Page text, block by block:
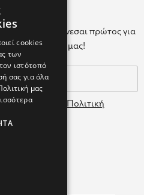
να ενημερώνεσαι πρώτος για
προϊόντα μας!
Πολιτική
cookies
των
ιστότοπό
σας για όλα
μας